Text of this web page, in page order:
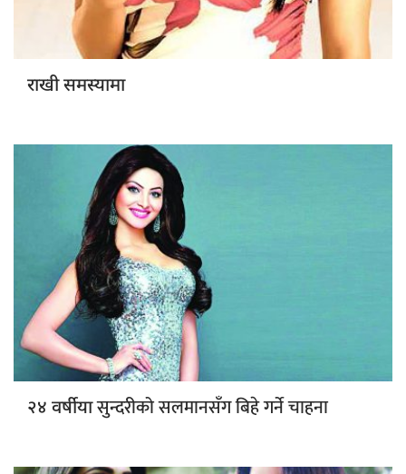
राखी समस्यामा
२४ वर्षीयासुन्दरीको सलमानसँग बिहे गर्ने चाहना